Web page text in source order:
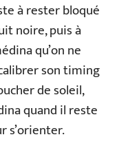
à rester bloqué
noire, puis à
qu’on ne
son timing
de soleil,
quand il reste
s’orienter.